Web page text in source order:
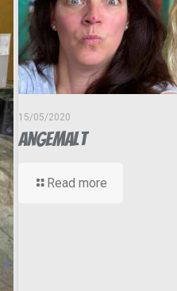
15/05/2020
Angemalt
Read more